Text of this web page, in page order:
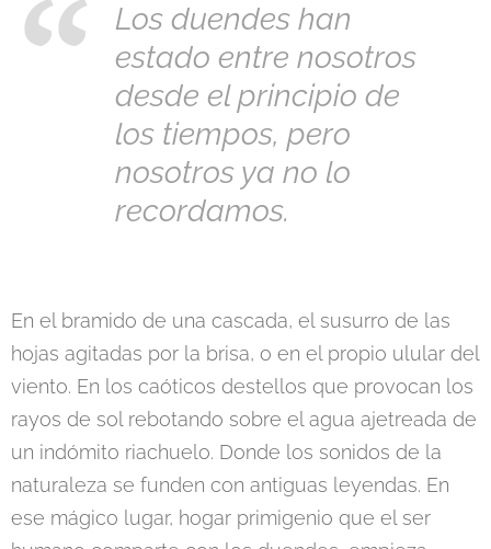
Los duendes han
estado entre nosotros
desde el principio de
los tiempos, pero
nosotros ya no lo
recordamos.
En el bramido de una cascada, el susurro de las
hojas agitadas por la brisa, o en el propio ulular del
viento. En los caóticos destellos que provocan los
rayos de sol rebotando sobre el agua ajetreada de
un indómito riachuelo. Donde los sonidos de la
naturaleza se funden con antiguas leyendas. En
ese mágico lugar, hogar primigenio que el ser